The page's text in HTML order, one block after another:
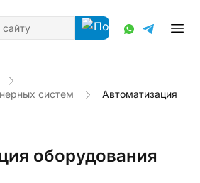
систем
Автоматизация
оборудования